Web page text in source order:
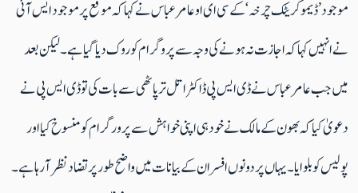
موجود ’ڈیموکریٹک چرخہ‘ کے سی ای او عامر عباس نے کہا کہ موقع پر موجود ایس آئی
نے انہیں کہا کہ اجازت نہ ہونے کی وجہ سے پروگرام کو روک دیا گیا ہے۔ لیکن بعد
میں جب عامر عباس نے ڈی ایس پی ڈاکٹر اتل ترپاٹھی سے بات کی تو ڈی ایس پی نے
دعویٰ کیا کہ بھون کے مالک نے خود ہی اپنی خواہش سے پرورگرام کو منسوخ کیا اور
پولیس کو بلوایا۔ یہاں پر دونوں افسران کے بیانات میں واضح طور پر تضاد نظر آ رہا ہے۔